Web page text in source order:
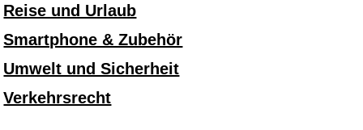
Reise und Urlaub
Smartphone & Zubehör
Umwelt und Sicherheit
Verkehrsrecht